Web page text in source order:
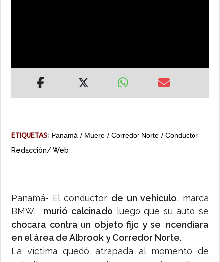
MULTIMEDIA
ETIQUETAS: Panamá Muere Corredor Norte Conductor
Redacción/ Web
Panamá- El conductor de un vehículo, marca
BMW, murió calcinado luego que su auto se
chocara contra un objeto fijo y se incendiara
en el área de Albrook y Corredor Norte.
La víctima quedó atrapada al momento de